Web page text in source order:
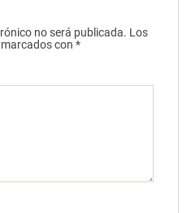
no será publicada. Los
con *